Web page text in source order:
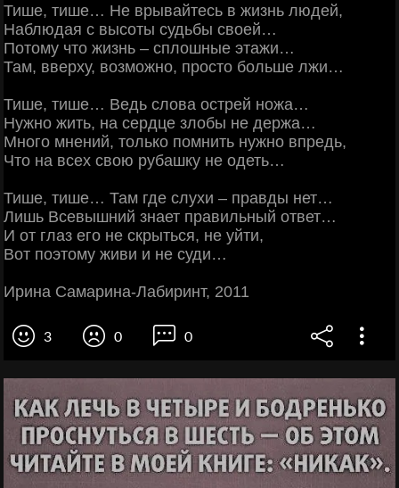
Тише, тише… Не врывайтесь в жизнь людей,
Наблюдая с высоты судьбы своей…
Потому что жизнь – сплошные этажи…
Там, вверху, возможно, просто больше лжи…
Тише, тише… Ведь слова острей ножа…
Нужно жить, на сердце злобы не держа…
Много мнений, только помнить нужно впредь,
Что на всех свою рубашку не одеть…
Тише, тише… Там где слухи – правды нет…
Лишь Всевышний знает правильный ответ…
И от глаз его не скрыться, не уйти,
Вот поэтому живи и не суди…
Ирина Самарина-Лабиринт, 2011
3 0 0